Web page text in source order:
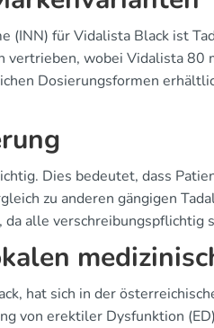
(INN) für Vidalista Black ist
vertrieben, wobei Vidalista 80
Dosierungsformen
Dies bedeutet, dass
zu anderen gängigen
alle verschreibungspflichtig
hat sich in der
von erektiler Dysfunktion